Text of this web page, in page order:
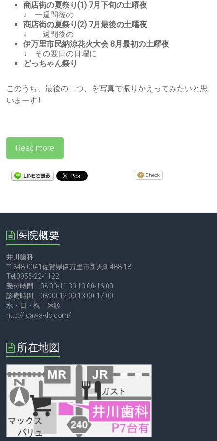
商店街の夏祭り(1) 7月下旬の土曜夜
↓ 一週間後の
商店街の夏祭り(2) 7月最後の土曜夜
↓ 一週間後の
伊万里市民納涼花火大会 8月最初の土曜夜
↓ その翌日の日曜に
どっちゃん祭り
このうち、最後の二つ、を写真で振りかえってみたいと思
いまーす!!
Read more
医院概要
井川歯科
〒848-0041佐賀県伊万里市新天町488-18
Tel:0955-22-1122
受付時間 08:00-11:30 13:00-16:00
診療時間 08:00-12:00 13:00-17:00
水・日・祝 休診
http://igawa-dc.com/
所在地図